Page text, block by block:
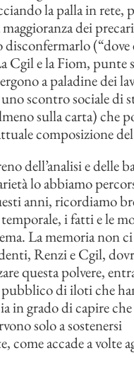
la palla in rete,
dei
(“dove
Cgil e la Fiom, punte
a paladine dei
scontro sociale di
sulla carta) che
composizione
dell’analisi e delle
lo abbiamo
anni, ricordiamo
i fatti e le
La memoria non
Renzi e Cgil,
questa polvere,
di iloti che
in grado di capire
solo a sostenersi
come accade a volte